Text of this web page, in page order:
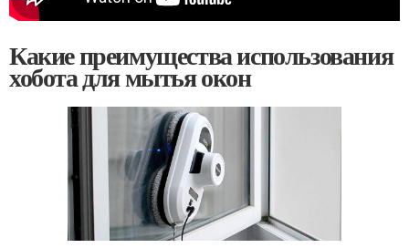
Какие преимущества использования
хобота для мытья окон